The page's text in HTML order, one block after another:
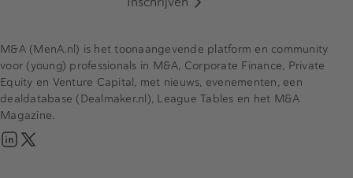
M&A (MenA.nl) is het toonaangevende platform en community
voor (young) professionals in M&A, Corporate Finance, Private
Equity en Venture Capital, met nieuws, evenementen, een
dealdatabase (Dealmaker.nl), League Tables en het M&A
Magazine.